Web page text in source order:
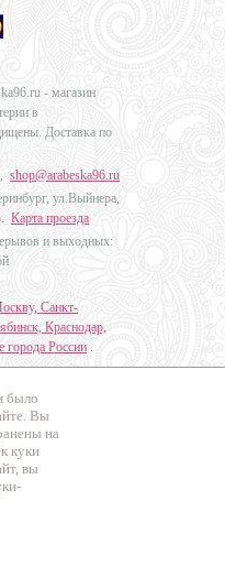
было
Вы
на
куки
вы
- магазин
в
Доставка по
, shop@arabeska96.ru
ул.Выйнера,
Карта проезда
и выходных:
Санкт-
Краснодар,
города России.